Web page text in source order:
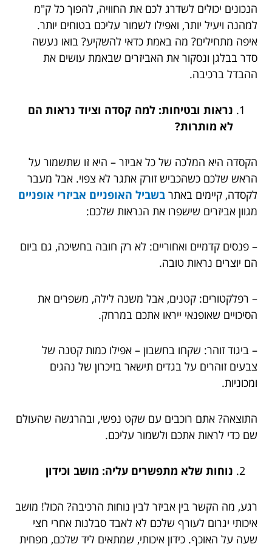
הנכונים יכולים לשדרג לכם את החוויה, להפוך כל ק"מ
למהנה ויעיל יותר, ואפילו לשמור עליכם בטוחים יותר.
איפה מתחילים? מה באמת כדאי להשקיע? בואו נעשה
סדר בבלגן ונסקור את האביזרים שבאמת עושים את
ההבדל ברכיבה.
נראות ובטיחות: למה קסדה וציוד נראות הם
לא מותרות?
הקסדה היא המלכה של כל אביזר – היא זו שתשמור על
הראש שלכם כשהכביש זורק אתגר לא צפוי. אבל מעבר
לקסדה, קיימים באתר בשביל האופניים אביזרי אופניים
מגוון אביזרים שישפרו את הנראות שלכם:
– פנסים קדמיים ואחוריים: לא רק חובה בחשיכה, גם ביום
הם יוצרים נראות טובה.
– רפלקטורים: קטנים, אבל משנה לילה, משפרים את
הסיכויים שאופנאי ייראו אתכם במרחק.
– ביגוד זוהר: שקחו בחשבון – אפילו כמות קטנה של
צבעים זוהרים על בגדים תישאר בזיכרון של נהגים
ומכוניות.
התוצאה? אתם רוכבים עם שקט נפשי, ובהרגשה שהעולם
שם כדי לראות אתכם ולשמור עליכם.
נוחות שלא מתפשרים עליה: מושב וכידון
רגע, מה הקשר בין אביזר לבין נוחות הרכיבה? הכול! מושב
איכותי יגרום לעורף שלכם לא לאבד סבלנות אחרי חצי
שעה על האוכף. כידון איכותי, שמתאים ליד שלכם, מפחית